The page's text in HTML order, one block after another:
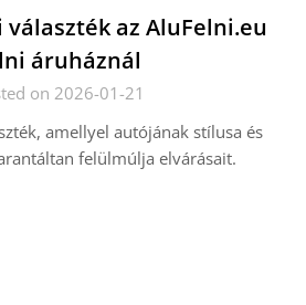
az AluFelni.eu
áruháznál
on 2026-01-21
amellyel autójának stílusa és
felülmúlja elvárásait.